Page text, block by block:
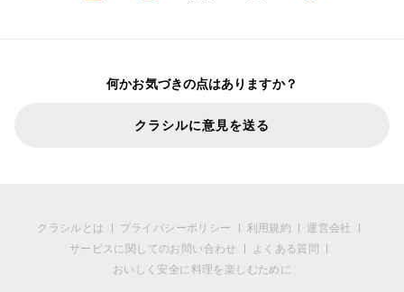
何かお気づきの点はありますか？
クラシルに意見を送る
クラシルとは プライバシーポリシー 利用規約
運営会社
サービスに関してのお問い合わせ
よくある質問
おいしく安全に料理を楽しむために